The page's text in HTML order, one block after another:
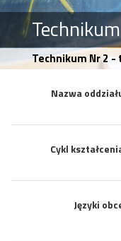
Technikum
Technikum Nr 2
Nazwa
Cykl
Języki